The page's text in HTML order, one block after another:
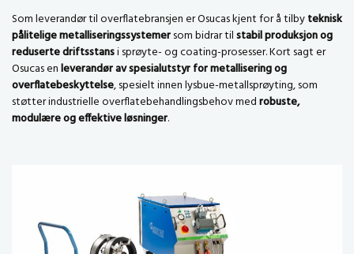
Som leverandør til overflatebransjen er Osucas kjent for å tilbyteknisk
pålitelige metalliseringssystemersom bidrar tilstabil produksjon og
reduserte driftsstansi sprøyte- og coating-prosesser. Kort sagt er
Osucas enleverandør av spesialutstyr for metallisering og
overflatebeskyttelse, spesielt innen lysbue-metallsprøyting, som
støtter industrielle overflatebehandlingsbehov medrobuste,
modulære og effektive løsninger.